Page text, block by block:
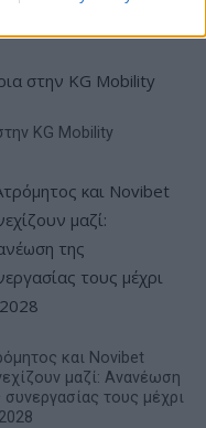
KG Mobility
και Novibet
μαζί: Ανανέωση
συνεργασίας τους μέχρι